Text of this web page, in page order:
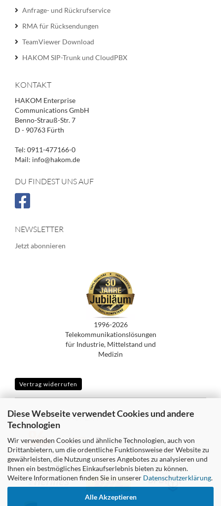
Diese Webseite verwendet Cookies und andere
Technologien
Wir verwenden Cookies und ähnliche Technologien, auch von
Drittanbietern, um die ordentliche Funktionsweise der Website zu
gewährleisten, die Nutzung unseres Angebotes zu analysieren und
Ihnen ein bestmögliches Einkaufserlebnis bieten zu können.
Weitere Informationen finden Sie in unserer Datenschutzerklärung.
Alle Akzeptieren
Anfrage- und Rückrufservice
RMA für Rücksendungen
TeamViewer Download
HAKOM SIP-Trunk und CloudPBX
KONTAKT
HAKOM Enterprise
Communications GmbH
Benno-Strauß-Str. 7
D - 90763 Fürth
Tel: 0911-477166-0
Mail: info@hakom.de
DU FINDEST UNS AUF
NEWSLETTER
Jetzt abonnieren
1996-2026
Telekommunikationslösungen
für Industrie, Mittelstand und
Medizin
Vertrag widerrufen
SICHER EINKAUFEN MIT
WIR VERSENDEN MIT